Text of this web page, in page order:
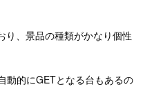
り、景品の種類がかなり個性
動的にGETとなる台もあるの